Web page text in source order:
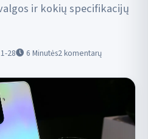
ir kokių specifikacijų
28 6 Minutės2 komentarų